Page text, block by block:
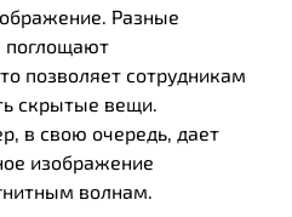
Разные
поглощают
позволяет сотрудникам
скрытые вещи.
в свою очередь, дает
изображение
волнам.